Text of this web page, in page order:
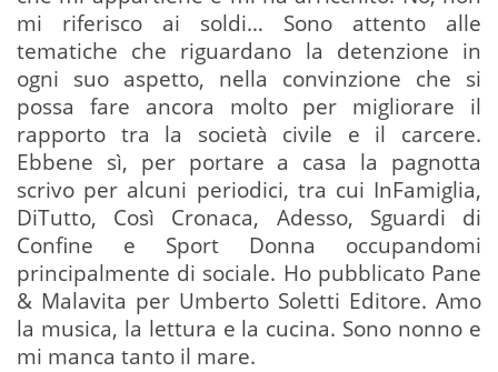
mi riferisco ai soldi… Sono attento alle
tematiche che riguardano la detenzione in
ogni suo aspetto, nella convinzione che si
possa fare ancora molto per migliorare il
rapporto tra la società civile e il carcere.
Ebbene sì, per portare a casa la pagnotta
scrivo per alcuni periodici, tra cui InFamiglia,
DiTutto, Così Cronaca, Adesso, Sguardi di
Confine e Sport Donna occupandomi
principalmente di sociale. Ho pubblicato Pane
& Malavita per Umberto Soletti Editore. Amo
la musica, la lettura e la cucina. Sono nonno e
mi manca tanto il mare.